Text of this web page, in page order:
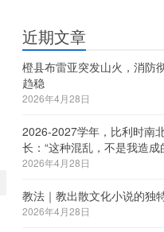
近期文章
橙县布雷亚突发山火，消防
趋稳
2026年4月28日
2026-2027学年，比利时南
长：“这种混乱，不是我造成
2026年4月28日
教法｜教出散文化小说的
2026年4月28日